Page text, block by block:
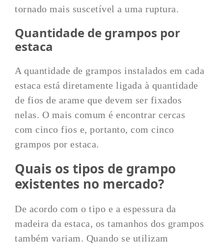
tornado mais suscetível a uma ruptura.
Quantidade de grampos por
estaca
A quantidade de grampos instalados em cada
estaca está diretamente ligada à quantidade
de fios de arame que devem ser fixados
nelas. O mais comum é encontrar cercas
com cinco fios e, portanto, com cinco
grampos por estaca.
Quais os tipos de grampo
existentes no mercado?
De acordo com o tipo e a espessura da
madeira da estaca, os tamanhos dos grampos
também variam. Quando se utilizam